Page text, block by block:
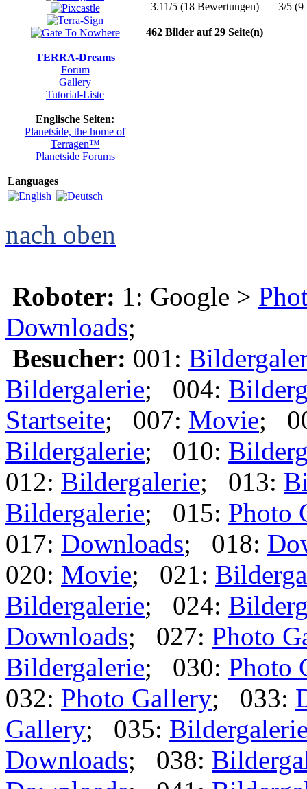
TERRA-Dreams
Forum
Gallery
Tutorial-Liste
Englische Seiten:
Planetside, the home of
Terragen™
Planetside Forums
Languages
3.11/5 (18 Bewertungen) 3/5 (9
462 Bilder auf 29 Seite(n)
nach oben
Roboter: 1: Google >
Downloads;
Besucher: 001:
Bildergalerie; 004:
Startseite; 007: Movie;
Bildergalerie; 010:
012: Bildergalerie; 013:
Bildergalerie; 015: Photo
017: Downloads; 018:
020: Movie; 021:
Bildergalerie; 024:
Downloads; 027: Photo
Bildergalerie; 030: Photo
032: Photo Gallery; 033:
Gallery; 035:
Downloads; 038: